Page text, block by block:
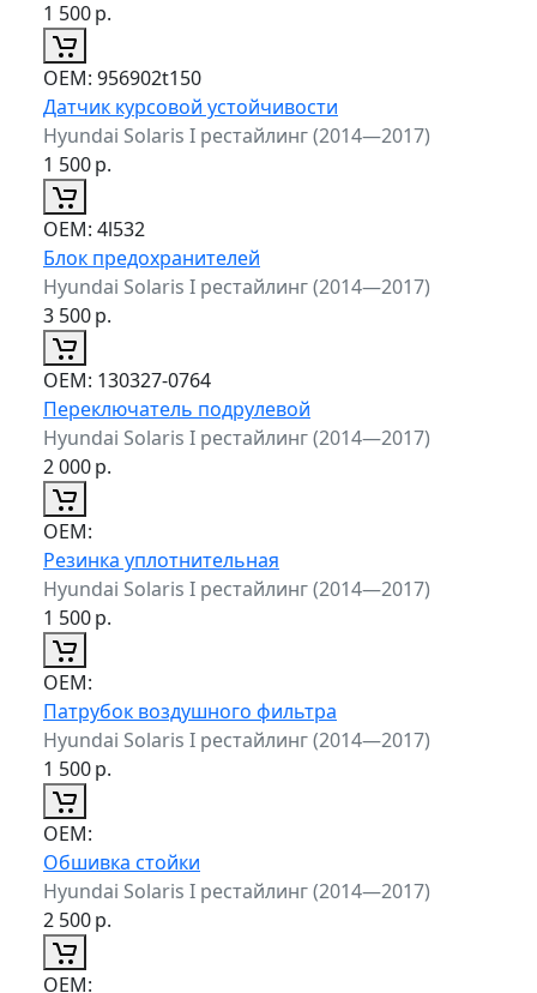
1 500р.
ОЕМ: 956902t150
Датчик курсовой устойчивости
Hyundai Solaris I рестайлинг (2014—2017)
1 500р.
ОЕМ: 4l532
Блок предохранителей
Hyundai Solaris I рестайлинг (2014—2017)
3 500р.
ОЕМ: 130327-0764
Переключатель подрулевой
Hyundai Solaris I рестайлинг (2014—2017)
2 000р.
ОЕМ:
Резинка уплотнительная
Hyundai Solaris I рестайлинг (2014—2017)
1 500р.
ОЕМ:
Патрубок воздушного фильтра
Hyundai Solaris I рестайлинг (2014—2017)
1 500р.
ОЕМ:
Обшивка стойки
Hyundai Solaris I рестайлинг (2014—2017)
2 500р.
ОЕМ: